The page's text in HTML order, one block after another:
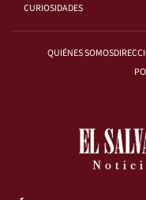
CURIOSIDADES
QUIÉNES SOMOS